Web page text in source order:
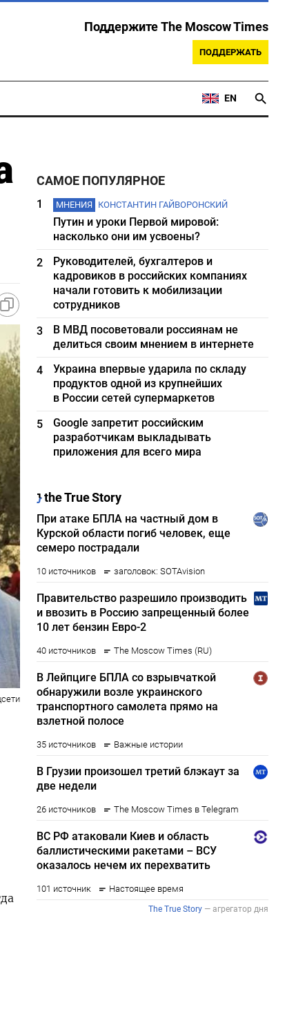
Поддержите The Moscow Times
ПОДДЕРЖАТЬ
EN
САМОЕ ПОПУЛЯРНОЕ
1 МНЕНИЯ КОНСТАНТИН ГАЙВОРОНСКИЙ
Путин и уроки Первой мировой:
насколько они им усвоены?
2
Руководителей, бухгалтеров и
кадровиков в российских компаниях
начали готовить к мобилизации
сотрудников
3
В МВД посоветовали россиянам не
делиться своим мнением в интернете
4
Украина впервые ударила по складу
продуктов одной из крупнейших
в России сетей супермаркетов
5
Google запретит российским
разработчикам выкладывать
приложения для всего мира